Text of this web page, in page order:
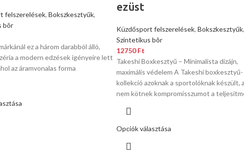
felszerelések, Bokszkesztyűk,
bõr
ez a három darabból álló,
a modern edzések igényeire lett
az áramvonalas forma
ezüst
Küzdősport felszerelések, Bokszkesztyűk,
Szintetikus bõr
12750Ft
Takeshi Boxkesztyű – Minimalista dizájn,
maximális védelem A Takeshi boxkesztyű-
kollekció azoknak a sportolóknak készült,
nem kötnek kompromisszumot a
Opciók választása